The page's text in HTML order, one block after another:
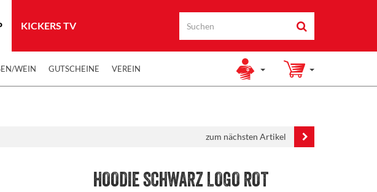
KICKERS TV
WEIN GUTSCHEINE VEREIN
zum nächsten Artikel
HOODIE SCHWARZ LOGO ROT